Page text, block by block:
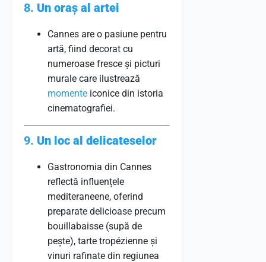
8. Un oraș al artei
Cannes are o pasiune pentru
artă, fiind decorat cu
numeroase fresce și picturi
murale care ilustrează
momente iconice din istoria
cinematografiei.
9. Un loc al delicateselor
Gastronomia din Cannes
reflectă influențele
mediteraneene, oferind
preparate delicioase precum
bouillabaisse (supă de
pește), tarte tropézienne și
vinuri rafinate din regiunea